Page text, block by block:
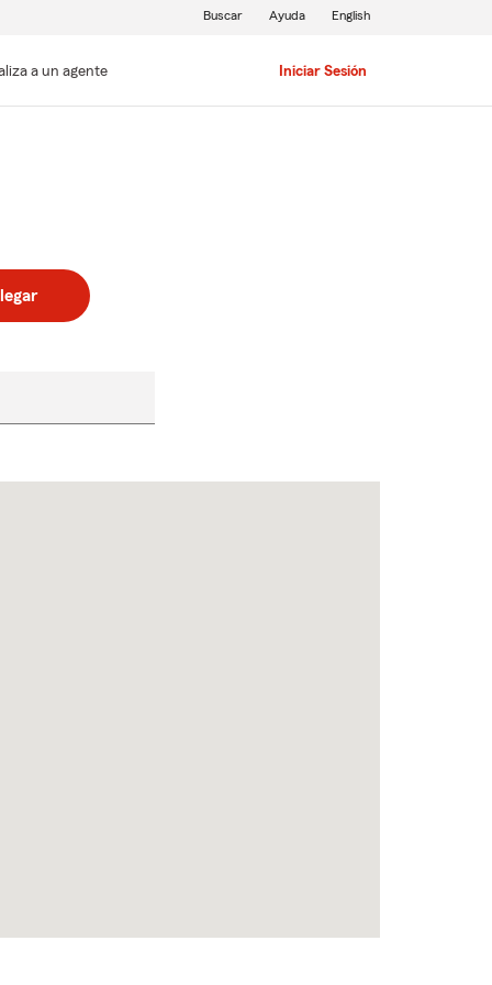
a un agente Iniciar Sesión
Buscar Ayuda English